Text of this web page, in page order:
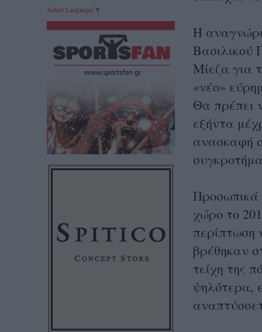
Η
Βασιλικού
Μίεζα για
«νέο»
Θα πρέπει
εξήντα
ανασκαφή
Προσωπικά
χώρο το
περίπτωση
βρέθηκαν
τείχη της
ψηλότερα,
Select Language ▼